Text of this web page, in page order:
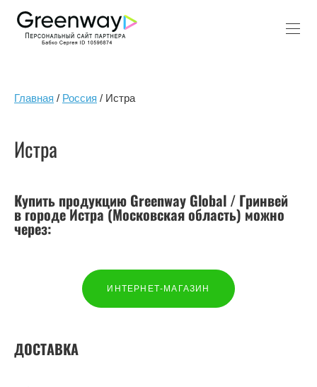
Главная / Россия / Истра
Истра
Купить продукцию Greenway Global / Гринвей
в городе Истра (Московская область) можно
через:
ИНТЕРНЕТ-МАГАЗИН
ДОСТАВКА